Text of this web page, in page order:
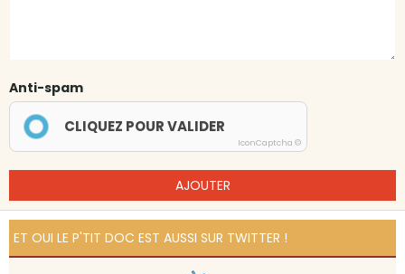
Anti-spam
CLIQUEZ POUR VALIDER
IconCaptcha ©
AJOUTER
ET OUI LE P'TIT DOC EST AUSSI SUR TWITTER !